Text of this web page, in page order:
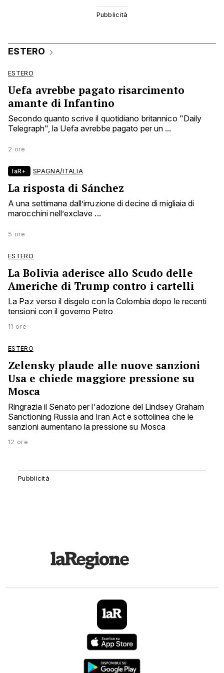
ESTERO
ESTERO
Uefa avrebbe pagato risarcimento
amante di Infantino
Secondo quanto scrive il quotidiano britannico "Daily
Telegraph", la Uefa avrebbe pagato per un ...
2 ore
laR+ SPAGNA/ITALIA
La risposta di Sánchez
A una settimana dall’irruzione di decine di migliaia di
marocchini nell’exclave ...
5 ore
ESTERO
La Bolivia aderisce allo Scudo delle
Americhe di Trump contro i cartelli
La Paz verso il disgelo con la Colombia dopo le recenti
tensioni con il governo Petro
11 ore
ESTERO
Zelensky plaude alle nuove sanzioni
Usa e chiede maggiore pressione su
Mosca
Ringrazia il Senato per l'adozione del Lindsey Graham
Sanctioning Russia and Iran Act e sottolinea che le
sanzioni aumentano la pressione su Mosca
12 ore